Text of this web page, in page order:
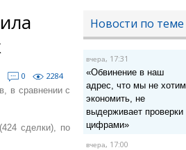
0
2284
в сравнении с
сделки), по
Новости по теме
вчера, 17:31
«Обвинение в наш
адрес, что мы не хотим
экономить, не
выдерживает проверки
цифрами»
вчера, 17:00